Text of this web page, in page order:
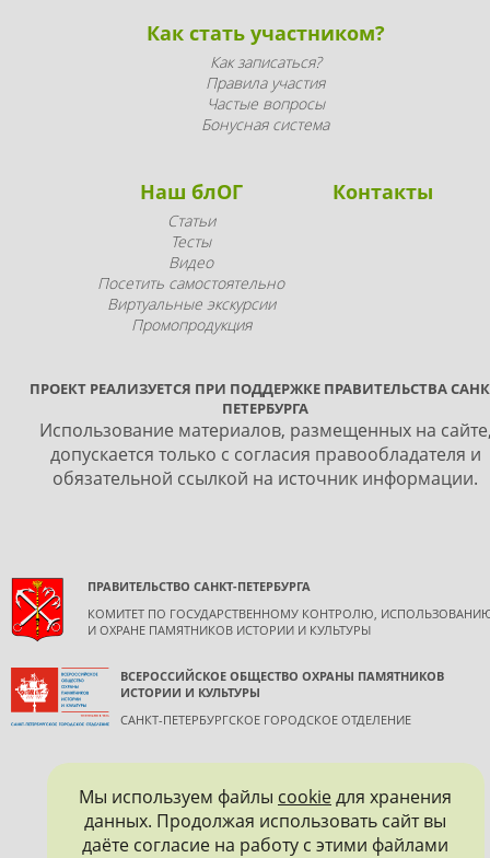
Как стать участником?
Как записаться?
Правила участия
Частые вопросы
Бонусная система
Наш блОГ
Статьи
Тесты
Видео
Посетить самостоятельно
Виртуальные экскурсии
Промопродукция
Контакты
ПРОЕКТ РЕАЛИЗУЕТСЯ ПРИ ПОДДЕРЖКЕ ПРАВИТЕЛЬСТВА
ПЕТЕРБУРГА
Использование материалов, размещенных на
допускается только с согласия правообладателя и
обязательной ссылкой на источник информации.
ПРАВИТЕЛЬСТВО САНКТ-ПЕТЕРБУРГА
КОМИТЕТ ПО ГОСУДАРСТВЕННОМУ КОНТРОЛЮ,
И ОХРАНЕ ПАМЯТНИКОВ ИСТОРИИ И КУЛЬТУРЫ
ВСЕРОССИЙСКОЕ ОБЩЕСТВО ОХРАНЫ ПАМЯТНИКОВ
ИСТОРИИ И КУЛЬТУРЫ
САНКТ-ПЕТЕРБУРГСКОЕ ГОРОДСКОЕ ОТДЕЛЕНИЕ
Мы используем файлы cookieдля хранения
данных. Продолжая использовать сайт вы
даёте согласие на работу с этими файлами